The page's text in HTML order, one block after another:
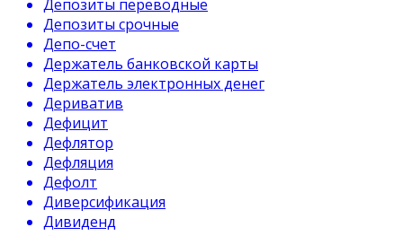
Депозиты переводные
Депозиты срочные
Депо-счет
Держатель банковской карты
Держатель электронных денег
Дериватив
Дефицит
Дефлятор
Дефляция
Дефолт
Диверсификация
Дивиденд